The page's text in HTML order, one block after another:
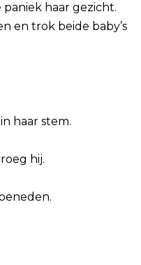
haar gezicht.
en trok beide baby’s
haar stem.
hij.